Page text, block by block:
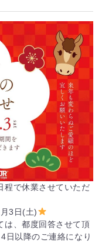
程で休業させていただ
3日(土)
は、都度回答させて頂
日以降のご連絡になり